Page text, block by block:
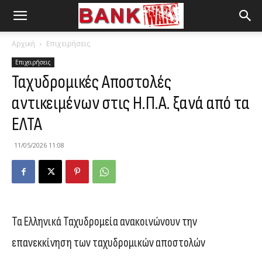
Αρχική Επιχειρήσεις
Επιχειρήσεις
Ταχυδρομικές Αποστολές
αντικειμένων στις Η.Π.Α. ξανά από τα
ΕΛΤΑ
11/05/2026 11:08
Τα Ελληνικά Ταχυδρομεία ανακοινώνουν την
επανεκκίνηση των ταχυδρομικών αποστολών